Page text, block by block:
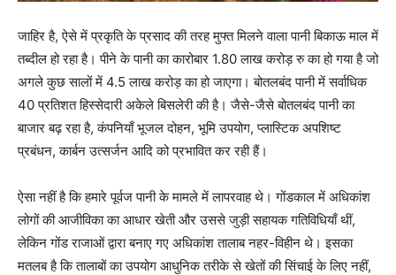
जाहिर है, ऐसे में प्रकृति के प्रसाद की तरह मुफ्त मिलने वाला पानी बिकाऊ माल में
तब्दील हो रहा है। पीने के पानी का कारोबार 1.80 लाख करोड़ रु का हो गया है जो
अगले कुछ सालों में 4.5 लाख करोड़ का हो जाएगा। बोतलबंद पानी में सर्वाधिक
40 प्रतिशत हिस्सेदारी अकेले बिसलेरी की है। जैसे-जैसे बोतलबंद पानी का
बाजार बढ़ रहा है, कंपनियाँ भूजल दोहन, भूमि उपयोग, प्लास्टिक अपशिष्ट
प्रबंधन, कार्बन उत्सर्जन आदि को प्रभावित कर रही हैं।
ऐसा नहीं है कि हमारे पूर्वज पानी के मामले में लापरवाह थे। गोंडकाल में अधिकांश
लोगों की आजीविका का आधार खेती और उससे जुड़ी सहायक गतिविधियाँ थीं,
लेकिन गोंड राजाओं द्वारा बनाए गए अधिकांश तालाब नहर-विहीन थे। इसका
मतलब है कि तालाबों का उपयोग आधुनिक तरीके से खेतों की सिंचाई के लिए नहीं,